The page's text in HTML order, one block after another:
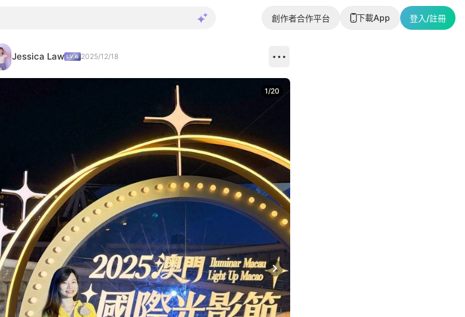
創作者合作平台 下載App 登入/註冊
Jessica Law 2025/12/18
Next slide
1/20